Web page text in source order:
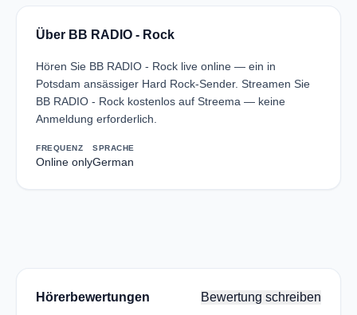
Über BB RADIO - Rock
Hören Sie BB RADIO - Rock live online — ein in
Potsdam ansässiger Hard Rock-Sender. Streamen Sie
BB RADIO - Rock kostenlos auf Streema — keine
Anmeldung erforderlich.
FREQUENZ
Online only
SPRACHE
German
Hörerbewertungen Bewertung schreiben